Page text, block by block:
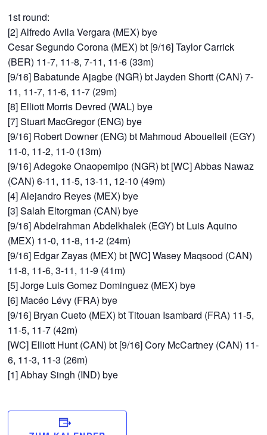
1st round:
[2] Alfredo Avila Vergara (MEX) bye
Cesar Segundo Corona (MEX) bt [9/16] Taylor Carrick
(BER) 11-7, 11-8, 7-11, 11-6 (33m)
[9/16] Babatunde Ajagbe (NGR) bt Jayden Shortt (CAN) 7-
11, 11-7, 11-6, 11-7 (29m)
[8] Elliott Morris Devred (WAL) bye
[7] Stuart MacGregor (ENG) bye
[9/16] Robert Downer (ENG) bt Mahmoud Abouelleil (EGY)
11-0, 11-2, 11-0 (13m)
[9/16] Adegoke Onaopemipo (NGR) bt [WC] Abbas Nawaz
(CAN) 6-11, 11-5, 13-11, 12-10 (49m)
[4] Alejandro Reyes (MEX) bye
[3] Salah Eltorgman (CAN) bye
[9/16] Abdelrahman Abdelkhalek (EGY) bt Luis Aquino
(MEX) 11-0, 11-8, 11-2 (24m)
[9/16] Edgar Zayas (MEX) bt [WC] Wasey Maqsood (CAN)
11-8, 11-6, 3-11, 11-9 (41m)
[5] Jorge Luis Gomez Dominguez (MEX) bye
[6] Macéo Lévy (FRA) bye
[9/16] Bryan Cueto (MEX) bt Titouan Isambard (FRA) 11-5,
11-5, 11-7 (42m)
[WC] Elliott Hunt (CAN) bt [9/16] Cory McCartney (CAN) 11-
6, 11-3, 11-3 (26m)
[1] Abhay Singh (IND) bye